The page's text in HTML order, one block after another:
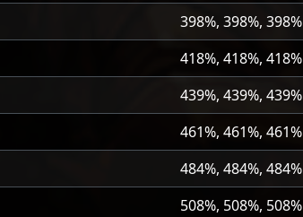
398%, 398%, 398%
418%, 418%, 418%
439%, 439%, 439%
461%, 461%, 461%
484%, 484%, 484%
508%, 508%, 508%